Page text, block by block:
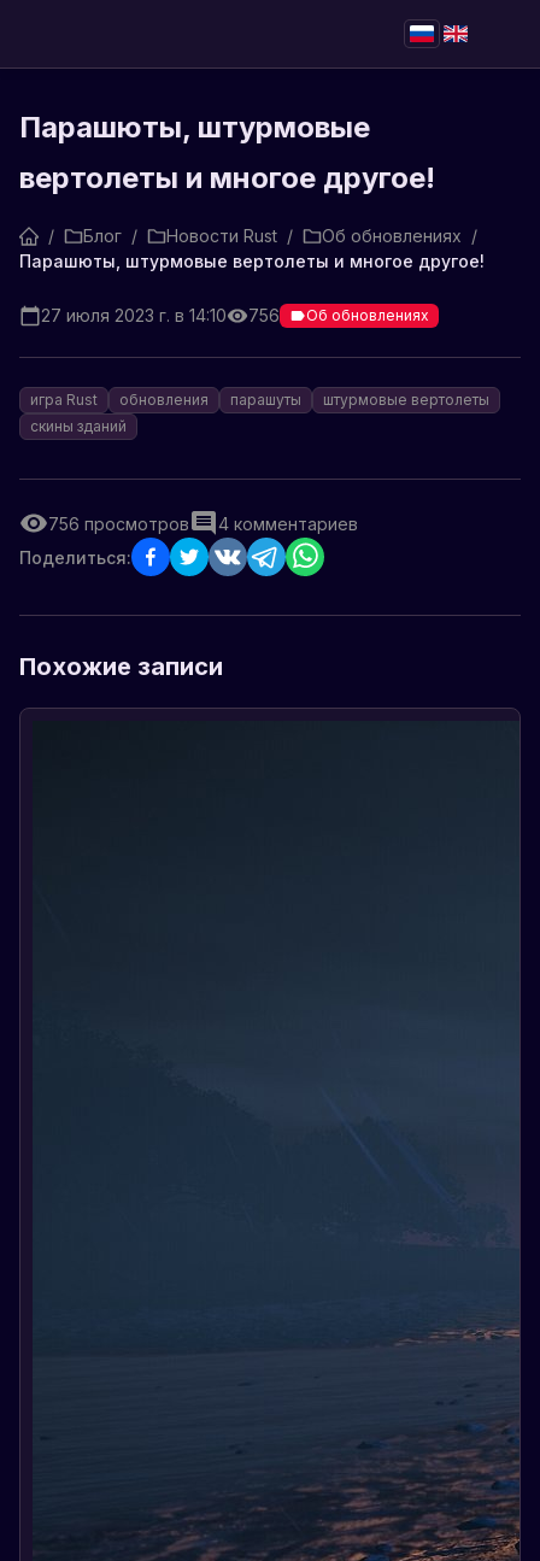
Парашюты, штурмовые
вертолеты и многое другое!
/ Блог / Новости Rust / Об обновлениях /
Парашюты, штурмовые вертолеты и многое другое!
27 июля 2023 г. в 14:10 756 Об обновлениях
игра Rust обновления парашуты
штурмовые вертолеты
скины зданий
756 просмотров 4 комментариев
Поделиться:
Похожие записи